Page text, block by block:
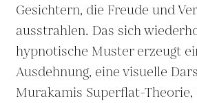
Gesichtern, die Freude und
ausstrahlen. Das sich
hypnotische Muster erzeugt
Ausdehnung, eine visuelle
Murakamis Superflat-Theorie,